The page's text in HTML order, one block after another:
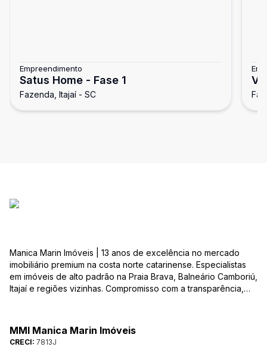
Empreendimento
Satus Home - Fase 1
Fazenda, Itajaí - SC
Manica Marin Imóveis | 13 anos de excelência no mercado
imobiliário premium na costa norte catarinense. Especialistas
em imóveis de alto padrão na Praia Brava, Balneário Camboriú,
Itajaí e regiões vizinhas. Compromisso com a transparência,
entende e valoriza seu investimento.
MMI Manica Marin Imóveis
CRECI: 7813J